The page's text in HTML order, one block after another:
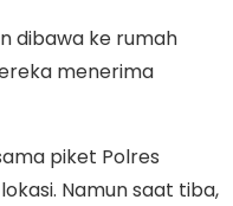
dibawa ke rumah
menerima
piket Polres
Namun saat tiba,